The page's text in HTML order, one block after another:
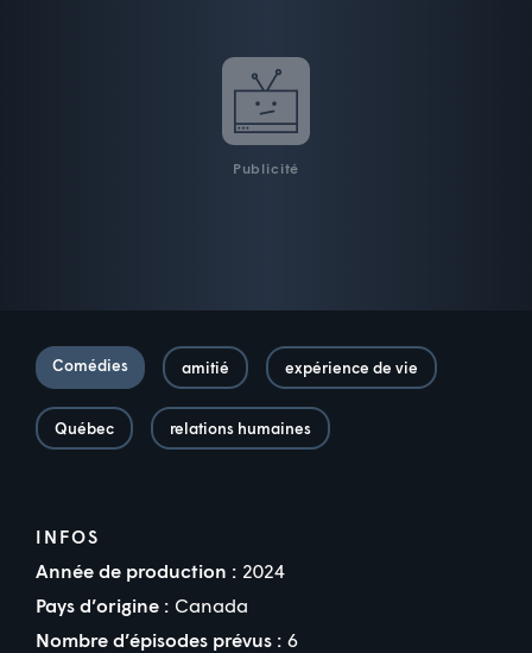
Publicité
Comédies amitié expérience de vie
Québec relations humaines
INFOS
Année de production : 2024
Pays d’origine : Canada
Nombre d’épisodes prévus : 6